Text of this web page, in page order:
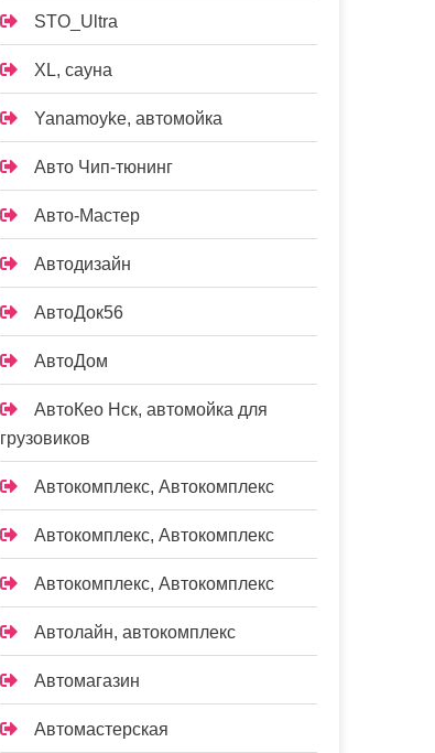
STO_Ultra
XL, сауна
Yanamoyke, автомойка
Авто Чип-тюнинг
Авто-Мастер
Автодизайн
АвтоДок56
АвтоДом
АвтоКео Нск, автомойка для
грузовиков
Автокомплекс, Автокомплекс
Автокомплекс, Автокомплекс
Автокомплекс, Автокомплекс
Автолайн, автокомплекс
Автомагазин
Автомастерская